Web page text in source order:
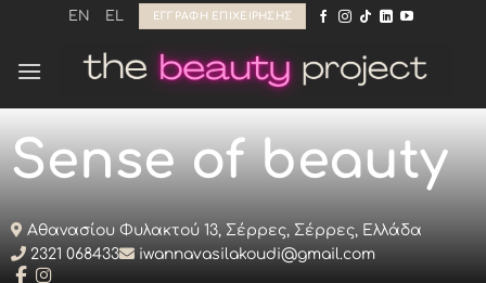
Μετάβαση
περιεχόμενο
EN EL ΕΓΓΡΑΦΉ ΕΠΙΧΕΊΡΗΣΗΣ
Sense of beauty
Αθανασίου Φυλακτού 13, Σέρρες, Σέρρες, Ελλάδα
2321 068433
iwannavasilakoudi@gmail.com